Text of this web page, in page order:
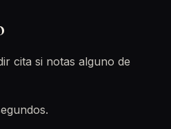
cita si notas alguno de